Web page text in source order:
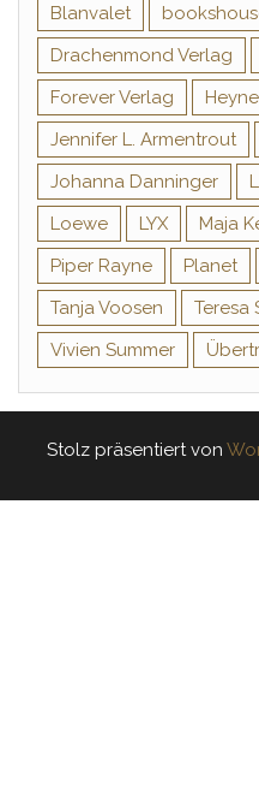
Blanvalet
Drachenmond Verlag
Forever Verlag
Heyne
Jennifer L. Armentrout
Johanna Danninger
Loewe
LYX Maja
Piper Rayne
Planet
Tanja Voosen
Teresa
Vivien Summer
Stolz präsentiert von